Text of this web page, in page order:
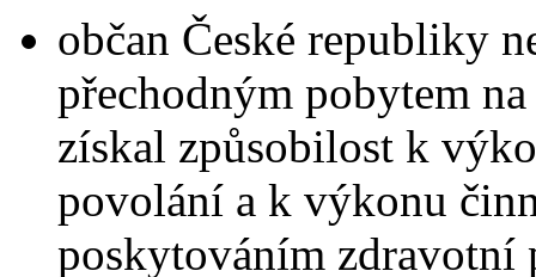
občan České republiky
přechodným pobytem
získal způsobilost k
povolání a k výkonu
poskytováním zdravotní